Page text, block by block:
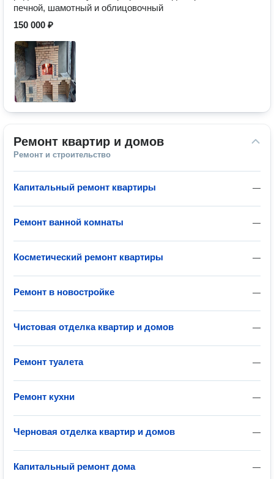
печной, шамотный и облицовочный
150 000 ₽
Ремонт квартир и домов
Ремонт и строительство
—
Капитальный ремонт квартиры
—
Ремонт ванной комнаты
—
Косметический ремонт квартиры
—
Ремонт в новостройке
—
Чистовая отделка квартир и домов
—
Ремонт туалета
—
Ремонт кухни
—
Черновая отделка квартир и домов
—
Капитальный ремонт дома